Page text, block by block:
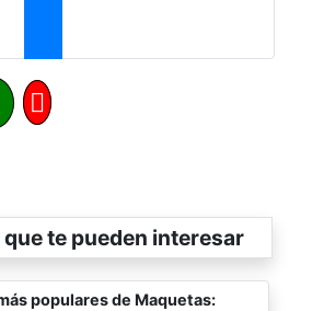
te pueden interesar
populares de Maquetas: